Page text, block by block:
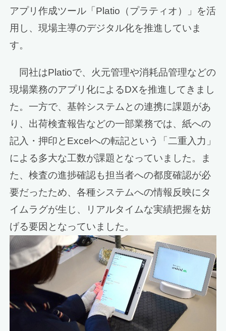
アプリ作成ツール「Platio（プラティオ）」を活
用し、現場主導のデジタル化を推進していま
す。
同社はPlatioで、火元管理や消耗品管理などの
現場業務のアプリ化によるDXを推進してきまし
た。一方で、基幹システムとの連携に課題があ
り、出荷検査報告などの一部業務では、紙への
記入・押印とExcelへの転記という「二重入力」
による多大な工数が課題となっていました。ま
た、検査の進捗確認も担当者への都度確認が必
要だったため、各種システムへの情報反映にタ
イムラグが生じ、リアルタイムな実績把握を妨
げる要因となっていました。